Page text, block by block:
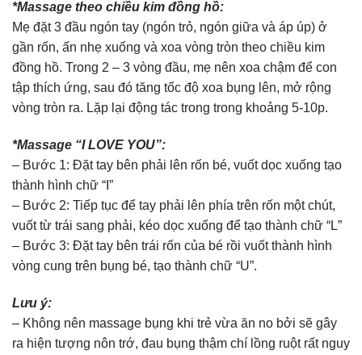
*Massage theo chiều kim đồng hồ:
Mẹ đặt 3 đầu ngón tay (ngón trỏ, ngón giữa và áp úp) ở
gần rốn, ấn nhẹ xuống và xoa vòng tròn theo chiều kim
đồng hồ. Trong 2 – 3 vòng đầu, mẹ nên xoa chậm để con
tập thích ứng, sau đó tăng tốc độ xoa bụng lên, mở rộng
vòng tròn ra. Lặp lại động tác trong trong khoảng 5-10p.
*Massage “I LOVE YOU”:
– Bước 1: Đặt tay bên phải lên rốn bé, vuốt dọc xuống tạo
thành hình chữ “I”
– Bước 2: Tiếp tục để tay phải lên phía trên rốn một chút,
vuốt từ trái sang phải, kéo dọc xuống để tạo thành chữ “L”
– Bước 3: Đặt tay bên trái rốn của bé rồi vuốt thành hình
vòng cung trên bụng bé, tạo thành chữ “U”.
Lưu ý:
– Không nên massage bụng khi trẻ vừa ăn no bởi sẽ gây
ra hiện tượng nôn trớ, đau bụng thậm chí lồng ruột rất nguy